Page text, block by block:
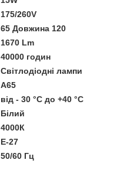
175/260V
65 Довжина 120
1670 Lm
40000 годин
Світлодіодні лампи
А65
від - 30 °С до +40 °С
Білий
4000К
Е-27
50/60 Гц